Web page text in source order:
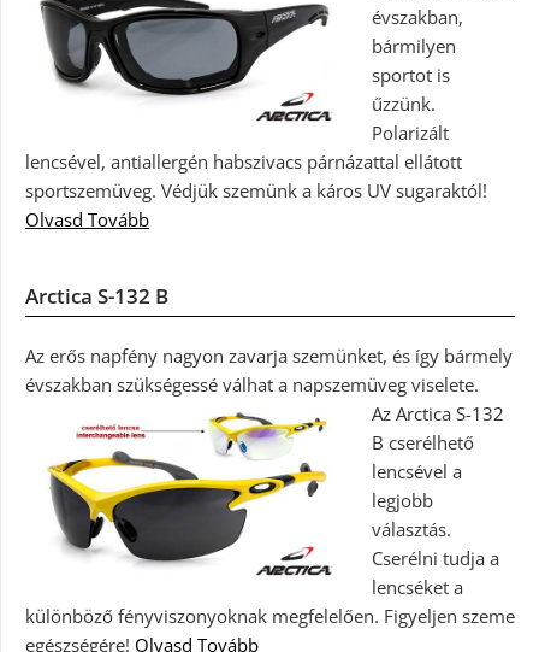
évszakban,
bármilyen
sportot is
űzzünk.
Polarizált
lencsével, antiallergén habszivacs párnázattal ellátott
sportszemüveg. Védjük szemünk a káros UV sugaraktól!
Olvasd Tovább
Arctica S-132 B
Az erős napfény nagyon zavarja szemünket, és így bármely
évszakban szükségessé válhat a napszemüveg viselete.
Az Arctica S-132
B cserélhető
lencsével a
legjobb
választás.
Cserélni tudja a
lencséket a
különböző fényviszonyoknak megfelelően. Figyeljen szeme
egészségére! Olvasd Tovább